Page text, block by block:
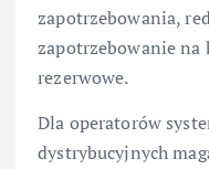
zapotrzebowania,
zapotrzebowanie na
rezerwowe.
Dla operatorów
dystrybucyjnych